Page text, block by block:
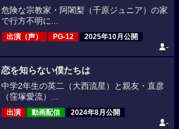
危険な宗教家・阿闍梨（千原ジュニア）の家
で行方不明に...
出演（声） PG-12 2025年10月公開
-
恋を知らない僕たちは
中学2年生の英二（大西流星）と親友・直彦
（窪塚愛流）...
出演 動画配信 2024年8月公開
-